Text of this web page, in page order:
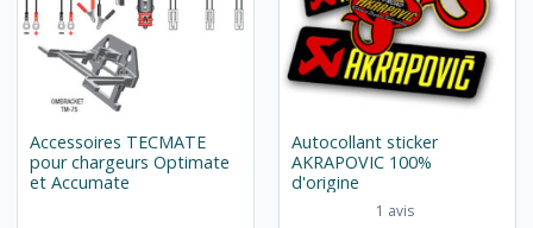
Accessoires TECMATE
pour chargeurs Optimate
et Accumate
Autocollant sticker
AKRAPOVIC 100%
d'origine
1 avis